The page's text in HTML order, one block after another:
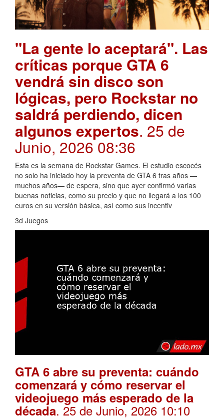
"La gente lo aceptará". Las
críticas porque GTA 6
vendrá sin disco son
lógicas, pero Rockstar no
saldrá perdiendo, dicen
algunos expertos. 25 de
Junio, 2026 08:36
Esta es la semana de Rockstar Games. El estudio escocés
no solo ha iniciado hoy la preventa de GTA 6 tras años —
muchos años— de espera, sino que ayer confirmó varias
buenas noticias, como su precio y que no llegará a los 100
euros en su versión básica, así como sus incentiv
3d Juegos
GTA 6 abre su preventa: cuándo
comenzará y cómo reservar el
videojuego más esperado de la
década. 25 de Junio, 2026 10:10